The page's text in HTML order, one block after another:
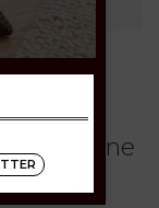
marrone